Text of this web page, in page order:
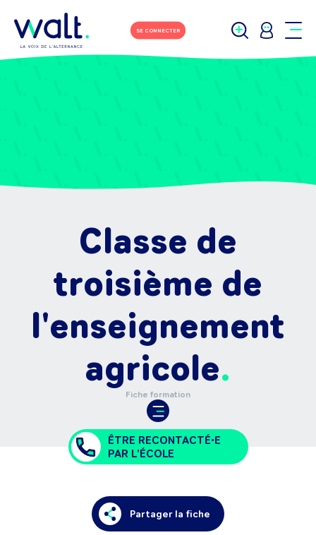
SE CONNECTER
Classe de
troisième de
l'enseignement
agricole
Fiche formation
ÊTRE RECONTACTÉ•E
PAR L'ÉCOLE
Partager la fiche